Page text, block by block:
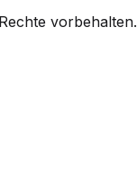
vorbehalten.